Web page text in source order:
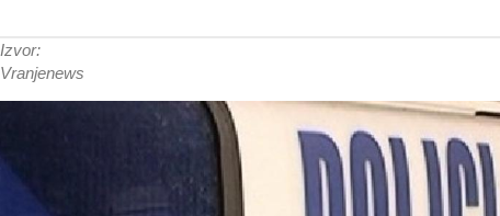
Izvor:
Vranjenews